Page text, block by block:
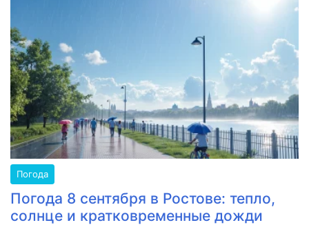
Погода
Погода 8 сентября в Ростове: тепло,
солнце и кратковременные дожди